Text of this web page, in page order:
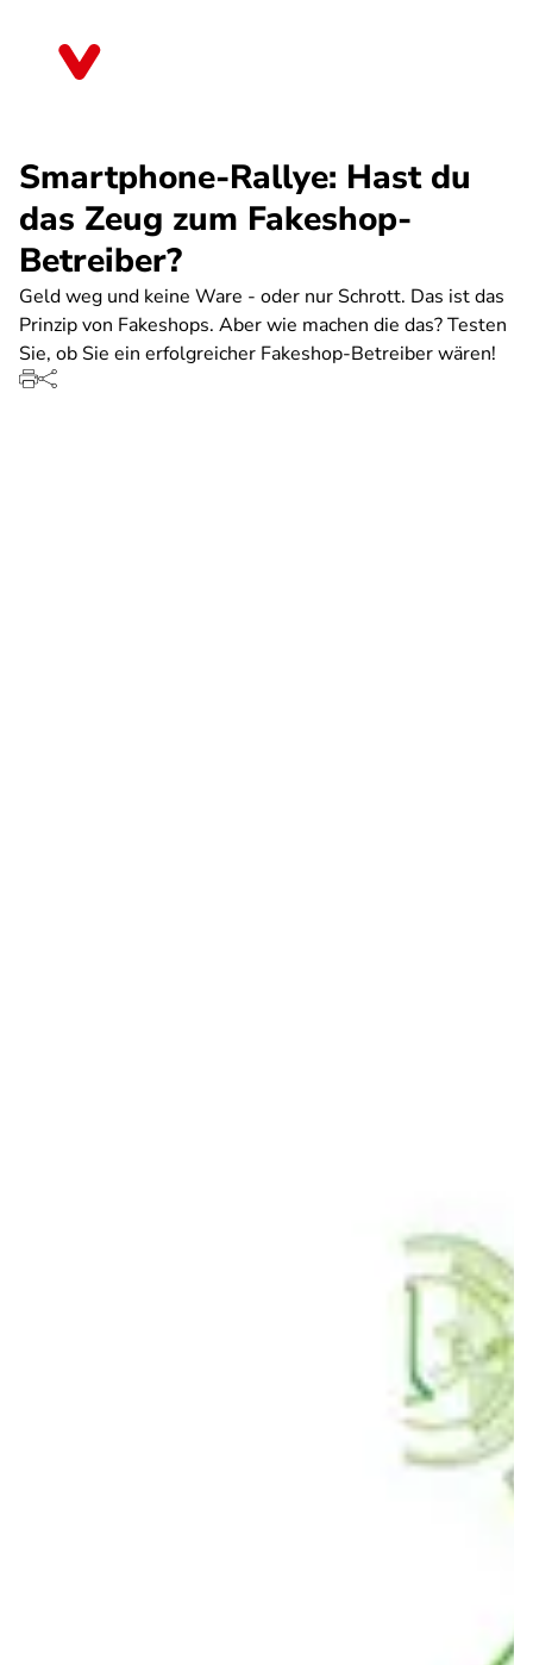
Smartphone-Rallye: Hast du
das Zeug zum Fakeshop-
Betreiber?
Geld weg und keine Ware - oder nur Schrott. Das ist das
Prinzip von Fakeshops. Aber wie machen die das? Testen
Sie, ob Sie ein erfolgreicher Fakeshop-Betreiber wären!